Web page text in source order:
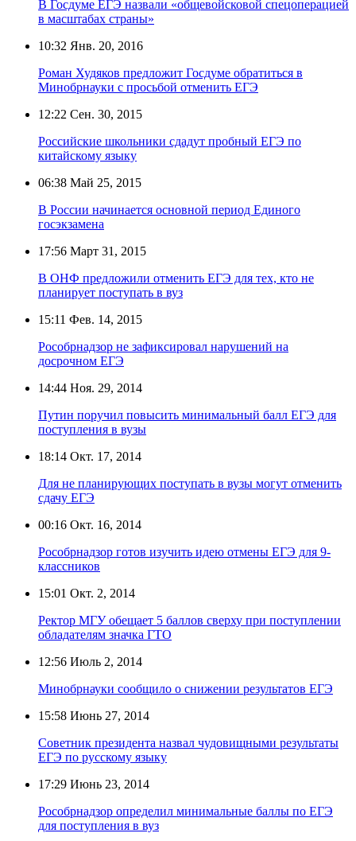
В Госдуме ЕГЭ назвали «общевойсковой спецоперацией
в масштабах страны»
10:32 Янв. 20, 2016
Роман Худяков предложит Госдуме обратиться в
Минобрнауки с просьбой отменить ЕГЭ
12:22 Сен. 30, 2015
Российские школьники сдадут пробный ЕГЭ по
китайскому языку
06:38 Май 25, 2015
В России начинается основной период Единого
госэкзамена
17:56 Март 31, 2015
В ОНФ предложили отменить ЕГЭ для тех, кто не
планирует поступать в вуз
15:11 Фев. 14, 2015
Рособрнадзор не зафиксировал нарушений на
досрочном ЕГЭ
14:44 Ноя. 29, 2014
Путин поручил повысить минимальный балл ЕГЭ для
поступления в вузы
18:14 Окт. 17, 2014
Для не планирующих поступать в вузы могут отменить
сдачу ЕГЭ
00:16 Окт. 16, 2014
Рособрнадзор готов изучить идею отмены ЕГЭ для 9-
классников
15:01 Окт. 2, 2014
Ректор МГУ обещает 5 баллов сверху при поступлении
обладателям значка ГТО
12:56 Июль 2, 2014
Минобрнауки сообщило о снижении результатов ЕГЭ
15:58 Июнь 27, 2014
Советник президента назвал чудовищными результаты
ЕГЭ по русскому языку
17:29 Июнь 23, 2014
Рособрнадзор определил минимальные баллы по ЕГЭ
для поступления в вуз